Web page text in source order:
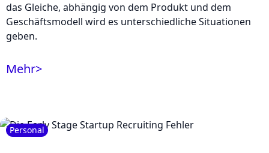
das Gleiche, abhängig von dem Produkt und dem
Geschäftsmodell wird es unterschiedliche Situationen
geben.
Mehr>
Personal